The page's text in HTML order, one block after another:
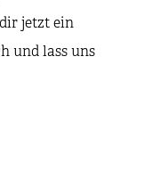
jetzt ein
und lass uns